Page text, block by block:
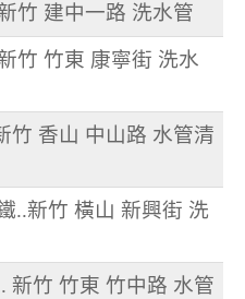
竹 建中一路 洗水管
竹 竹東 康寧街 洗水
竹 香山 中山路 水管清
..新竹 橫山 新興街 洗
新竹 竹東 竹中路 水管